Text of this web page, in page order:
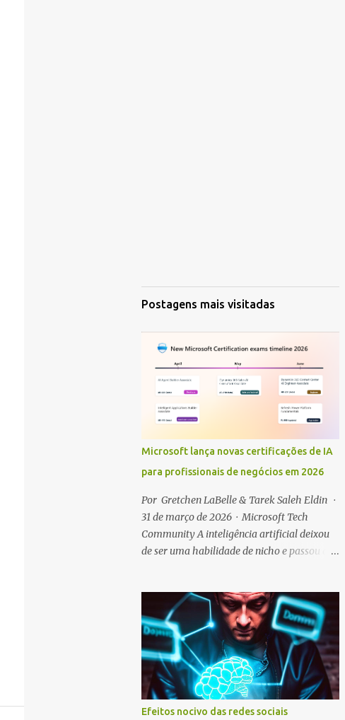
Postagens mais visitadas
Microsoft lança novas certificações de IA
para profissionais de negócios em 2026
Por Gretchen LaBelle & Tarek Saleh Eldin ·
31 de março de 2026 · Microsoft Tech
Community A inteligência artificial deixou
de ser uma habilidade de nicho e passou a
passam da experimentação com IA para sua
operacionalização em escala, cresce a
demanda por profissionais capazes de
aplicar IA em contextos reais de negócios.
Para acompanhar essa transformação, a
Microsoft anunciou um conjunto de novas
certificações voltadas a soluções de negócios
Efeitos nocivo das redes sociais